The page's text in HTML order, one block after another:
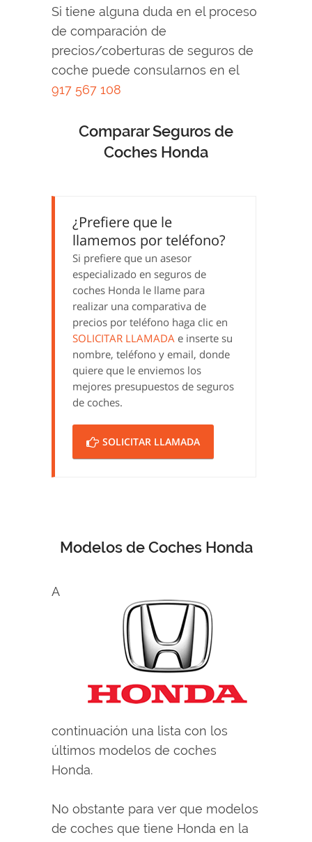
Si tiene alguna duda en el proceso
de comparación de
precios/coberturas de seguros de
coche puede consularnos en el
917 567 108
Comparar Seguros de
Coches Honda
¿Prefiere que le
llamemos por teléfono?
Si prefiere que un asesor
especializado en seguros de
coches Honda le llame para
realizar una comparativa de
precios por teléfono haga clic en
SOLICITAR LLAMADA e inserte su
nombre, teléfono y email, donde
quiere que le enviemos los
mejores presupuestos de seguros
de coches.
SOLICITAR LLAMADA
Modelos de Coches Honda
A
continuación una lista con los
últimos modelos de coches
Honda.
No obstante para ver que modelos
de coches que tiene Honda en la